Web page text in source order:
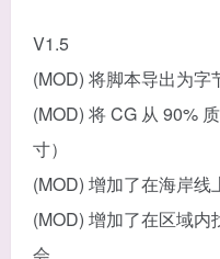
V1.5
(MOD) 将脚本导出为字
(MOD) 将 CG 从 90%
寸）
(MOD) 增加了在海岸
(MOD) 增加了在区域